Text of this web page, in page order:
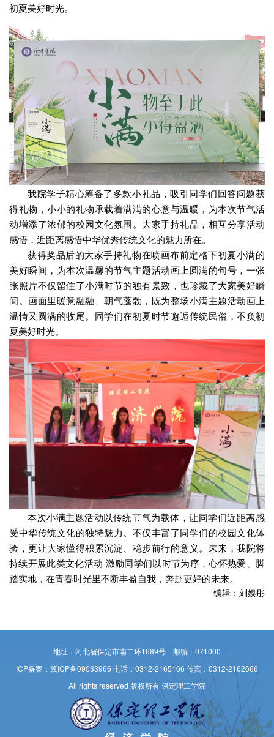
初夏美好时光。
我院学子精心筹备了多款小礼品，吸引同学们回答问题获
得礼物，小小的礼物承载着满满的心意与温暖，为本次节气活
动增添了浓郁的校园文化氛围。大家手持礼品，相互分享活动
感悟，近距离感悟中华优秀传统文化的魅力所在。
获得奖品后的大家手持礼物在喷画布前定格下初夏小满的
美好瞬间，为本次温馨的节气主题活动画上圆满的句号，一张
张照片不仅留住了小满时节的独有景致，也珍藏了大家美好瞬
间。画面里暖意融融、朝气蓬勃，既为整场小满主题活动画上
温情又圆满的收尾。同学们在初夏时节邂逅传统民俗，不负初
夏美好时光。
本次小满主题活动以传统节气为载体，让同学们近距离感
受中华传统文化的独特魅力。不仅丰富了同学们的校园文化体
验，更让大家懂得积累沉淀、稳步前行的意义。未来，我院将
持续开展此类文化活动 激励同学们以时节为序，心怀热爱、脚
踏实地，在青春时光里不断丰盈自我，奔赴更好的未来。
编辑：刘娱彤
地址：河北省保定市南二环1689号 邮编：071000
ICP备案：冀ICP备09033966 电话：0312-2165166 传真：0312-2162666
All rights reserved 版权所有 保定理工学院